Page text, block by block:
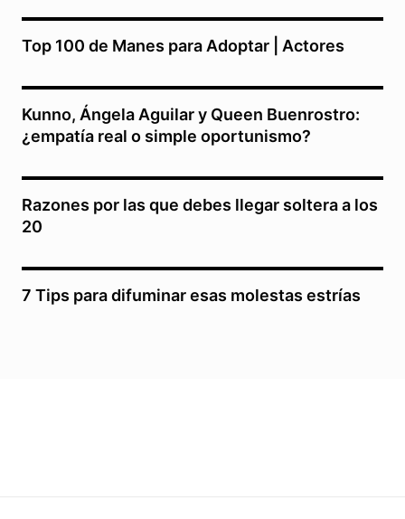
Top 100 de Manes para Adoptar | Actores
Kunno, Ángela Aguilar y Queen Buenrostro:
¿empatía real o simple oportunismo?
Razones por las que debes llegar soltera a los
20
7 Tips para difuminar esas molestas estrías